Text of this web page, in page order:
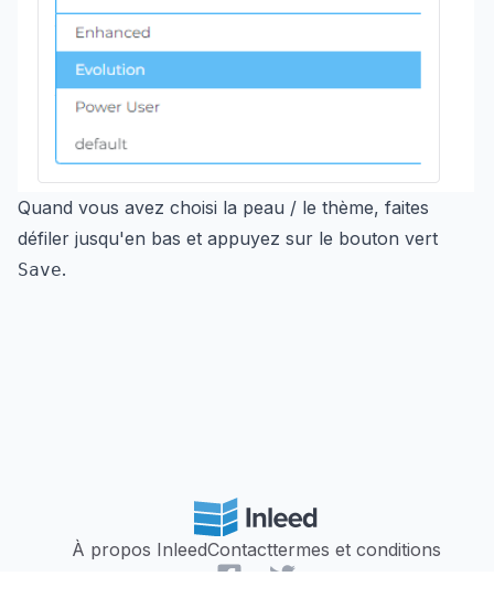
Quand vous avez choisi la peau / le thème, faites
défiler jusqu'en bas et appuyez sur le bouton vert
Save.
À propos InleedContacttermes et conditions
Facebook
Twitter